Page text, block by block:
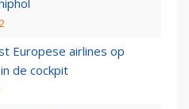
Europese airlines op
de cockpit